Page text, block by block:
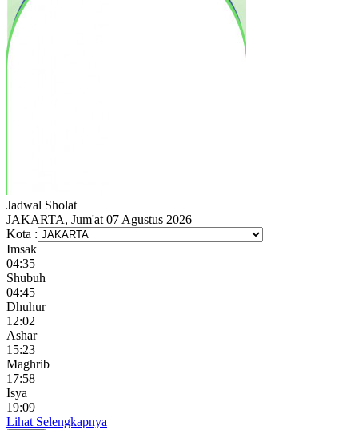
Jadwal Sholat
JAKARTA, Jum'at 07 Agustus 2026
Kota :
Imsak
04:35
Shubuh
04:45
Dhuhur
12:02
Ashar
15:23
Maghrib
17:58
Isya
19:09
Lihat Selengkapnya